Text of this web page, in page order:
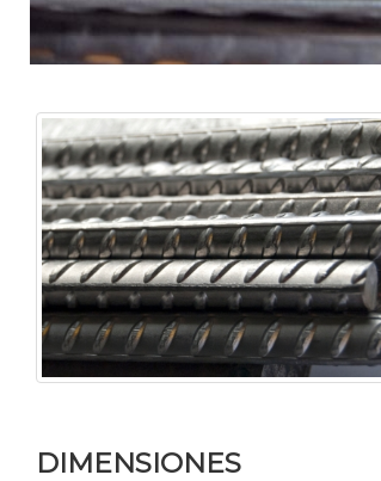
DIMENSIONES